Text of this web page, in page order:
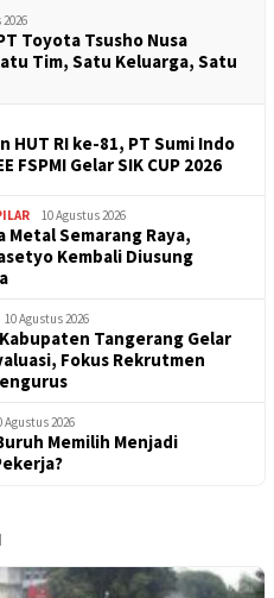
Toyota Tsusho Nusa
Tim, Satu Keluarga, Satu
HUT RI ke-81, PT Sumi Indo
FSPMI Gelar SIK CUP 2026
10 Agustus 2026
Metal Semarang Raya,
Kembali Diusung
10 Agustus 2026
Tangerang Gelar
Fokus Rekrutmen
Agustus 2026
Memilih Menjadi